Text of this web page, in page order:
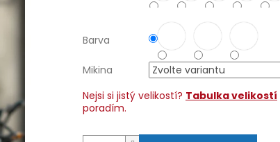
Barva
Mikina
Nejsi si jistý velikostí? Tabulka velikostí
poradím.